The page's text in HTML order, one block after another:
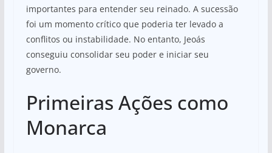
importantes para entender seu reinado. A sucessão
foi um momento crítico que poderia ter levado a
conflitos ou instabilidade. No entanto, Jeoás
conseguiu consolidar seu poder e iniciar seu
governo.
Primeiras Ações como
Monarca